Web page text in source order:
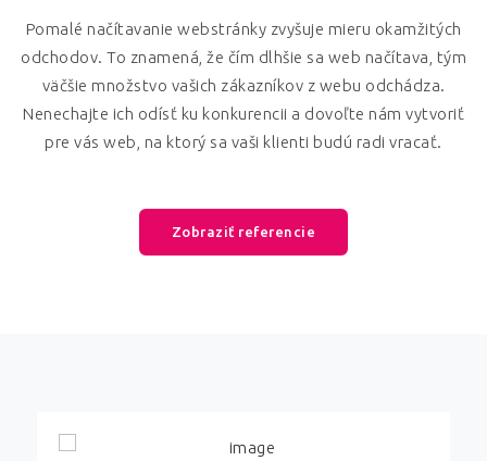
Pomalé načítavanie webstránky zvyšuje mieru okamžitých
odchodov. To znamená, že čím dlhšie sa web načítava, tým
väčšie množstvo vašich zákazníkov z webu odchádza.
Nenechajte ich odísť ku konkurencii a dovoľte nám vytvoriť
pre vás web, na ktorý sa vaši klienti budú radi vracať.
Zobraziť referencie